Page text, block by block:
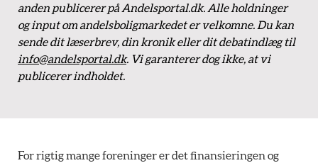
anden publicerer på Andelsportal.dk. Alle holdninger
og input om andelsboligmarkedet er velkomne. Du kan
sende dit læserbrev, din kronik eller dit debatindlæg til
info@andelsportal.dk. Vi garanterer dog ikke, at vi
publicerer indholdet.
For rigtig mange foreninger er det finansieringen og